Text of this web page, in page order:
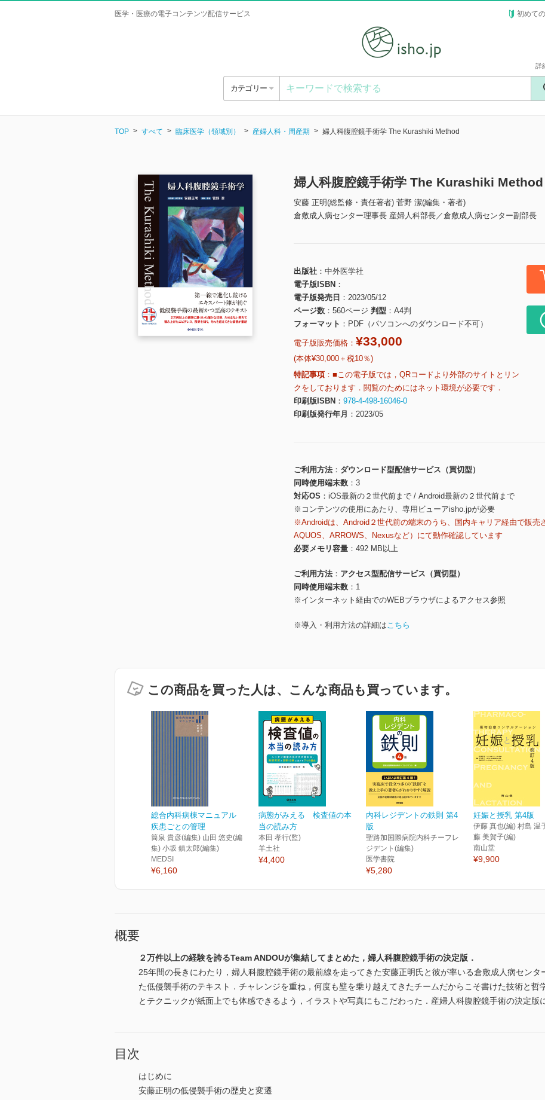
医学・医療の電子コンテンツ配信サービス 初めて
カテゴリー
詳
TOP すべて 臨床医学（領域別） 産婦人科・周産期 婦人科腹腔鏡手術学 The Kurashiki Method
婦人科腹腔鏡手術学 The Kurashiki Method
安藤 正明(総監修・責任著者) 菅野 潔(編集・著者)
倉敷成人病センター理事長 産婦人科部長／倉敷成人病センター副部長
出版社
中外医学社
電子版ISBN
電子版発売日
2023/05/12
ページ数
560ページ 判型
A4判
フォーマット
PDF（パソコンへのダウンロード不可）
電子版販売価格： ¥33,000
(本体¥30,000＋税10％)
特記事項
■この電子版では，QRコードより外部のサイトとリン
クをしております．閲覧のためにはネット環境が必要です．
印刷版ISBN
978-4-498-16046-0
印刷版発行年月
2023/05
ご利用方法
ダウンロード型配信サービス（買切型）
同時使用端末数
3
対応OS
iOS最新の２世代前まで / Android最新の２世代前まで
※コンテンツの使用にあたり、専用ビューアisho.jpが必要
※Androidは、Android２世代前の端末のうち、国内キャリア経由で販売
AQUOS、ARROWS、Nexusなど）にて動作確認しています
必要メモリ容量
492 MB以上
ご利用方法
アクセス型配信サービス（買切型）
同時使用端末数
1
※インターネット経由でのWEBブラウザによるアクセス参照
※導入・利用方法の詳細はこちら
この商品を買った人は、こんな商品も買っています。
総合内科病棟マニュアル
疾患ごとの管理
筒泉 貴彦(編集) 山田 悠史(編
集) 小坂 鎮太郎(編集)
MEDSI
¥6,160
病態がみえる 検査値の本
当の読み方
本田 孝行(監)
羊土社
¥4,400
内科レジデントの鉄則 第4
版
聖路加国際病院内科チーフレ
ジデント(編集)
医学書院
¥5,280
妊娠と授乳 第4版
伊藤 真也(編) 村島 温
藤 美賀子(編)
南山堂
¥9,900
概要
２万件以上の経験を誇るTeam ANDOUが集結してまとめた，婦人科腹腔鏡手術の決定版．
25年間の長きにわたり，婦人科腹腔鏡手術の最前線を走ってきた安藤正明氏と彼が率いる倉敷成人病セン
た低侵襲手術のテキスト．チャレンジを重ね，何度も壁を乗り越えてきたチームだからこそ書けた技術と哲
とテクニックが紙面上でも体感できるよう，イラストや写真にもこだわった．産婦人科腹腔鏡手術の決定版
目次
はじめに
安藤正明の低侵襲手術の歴史と変遷